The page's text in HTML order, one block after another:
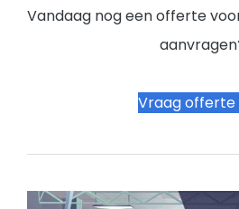
Vandaag nog een offerte
Vraag offerte